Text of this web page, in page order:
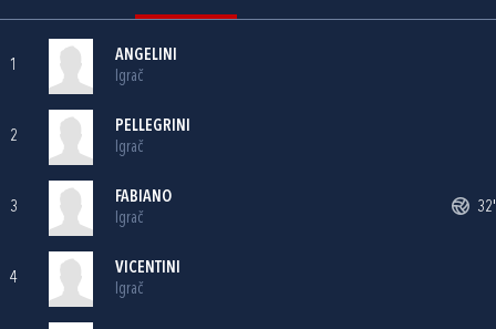
1
ANGELINI
Igrač
2
PELLEGRINI
Igrač
3
FABIANO
Igrač
32'
4
VICENTINI
Igrač